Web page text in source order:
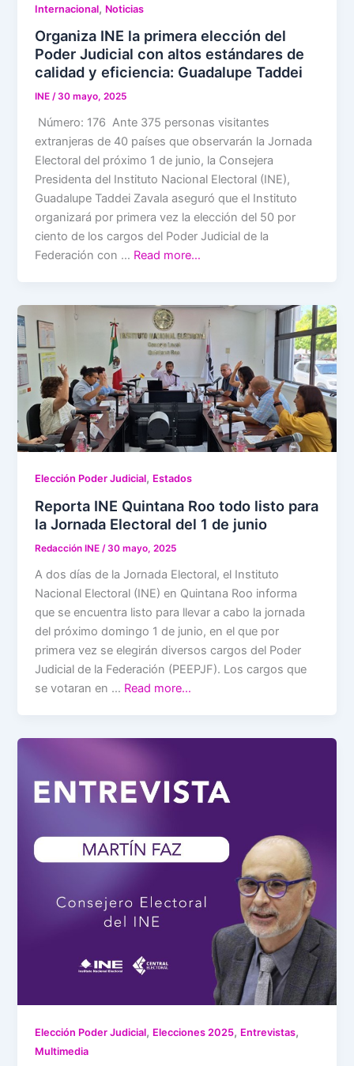
Internacional, Noticias
Organiza INE la primera elección del
Poder Judicial con altos estándares de
calidad y eficiencia: Guadalupe Taddei
INE/30 mayo, 2025
Número: 176 Ante 375 personas visitantes
extranjeras de 40 países que observarán la Jornada
Electoral del próximo 1 de junio, la Consejera
Presidenta del Instituto Nacional Electoral (INE),
Guadalupe Taddei Zavala aseguró que el Instituto
organizará por primera vez la elección del 50 por
ciento de los cargos del Poder Judicial de la
Federación con … Read more…
Elección Poder Judicial, Estados
Reporta INE Quintana Roo todo listo para
la Jornada Electoral del 1 de junio
Redacción INE/30 mayo, 2025
A dos días de la Jornada Electoral, el Instituto
Nacional Electoral (INE) en Quintana Roo informa
que se encuentra listo para llevar a cabo la jornada
del próximo domingo 1 de junio, en el que por
primera vez se elegirán diversos cargos del Poder
Judicial de la Federación (PEEPJF). Los cargos que
se votaran en … Read more…
Elección Poder Judicial, Elecciones 2025, Entrevistas,
Multimedia